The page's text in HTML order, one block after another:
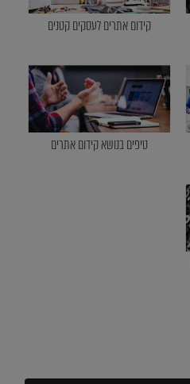
קידום אתרים לעסקים קטנים
טיפים בנושא קידום אתרים